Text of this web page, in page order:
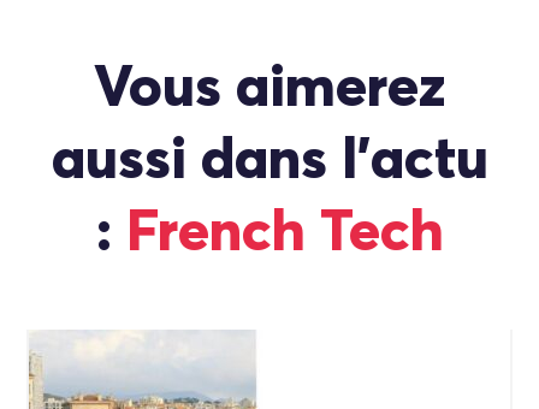
Vous aimerez
aussi dans l'actu
: French Tech